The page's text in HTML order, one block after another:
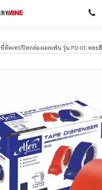
ที่ตัดเทปปิดกล่องเอลเฟ่น รุ่น PD-01 คละสี